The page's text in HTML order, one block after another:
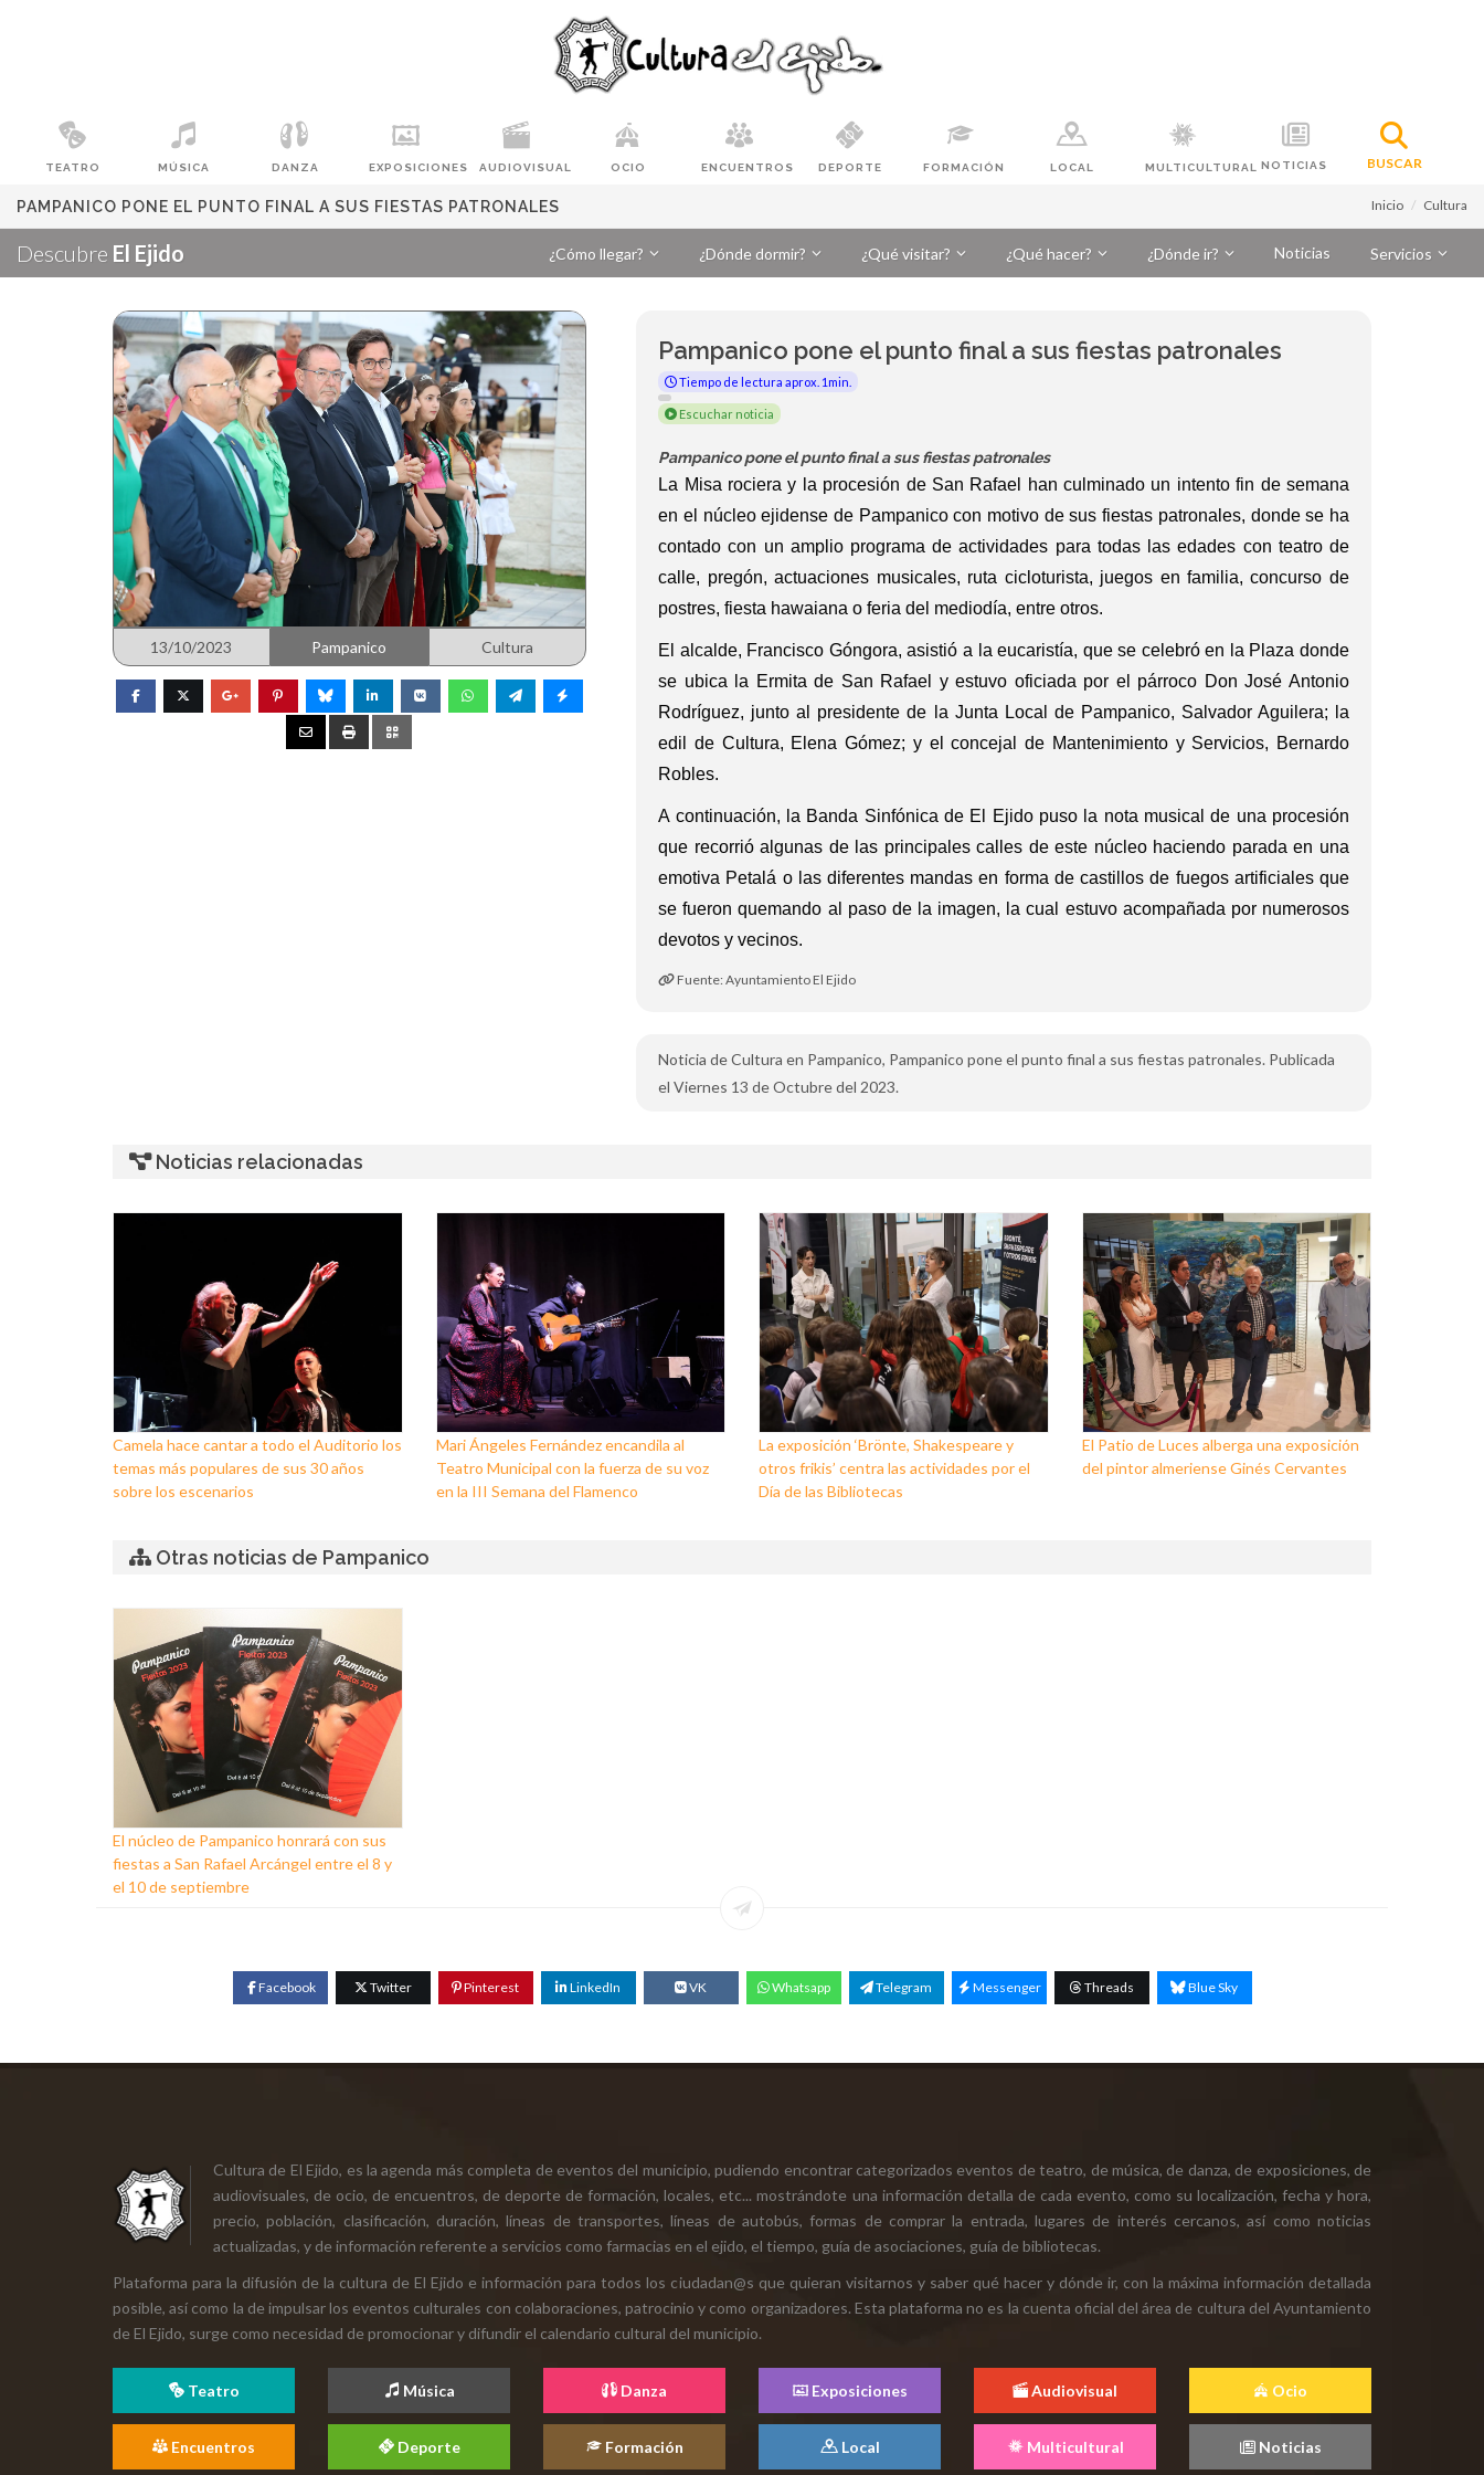
TEATRO MÚSICA DANZA EXPOSICIONES AUDIOVISUAL OCIO ENCUENTROS DEPORTE FORMACIÓN LOCAL MULTICULTURAL NOTICIAS BUSCAR
PAMPANICO PONE EL PUNTO FINAL A SUS FIESTAS PATRONALES Inicio Cultura
Descubre El Ejido ¿Cómo llegar? ¿Dónde dormir? ¿Qué visitar? ¿Qué hacer? ¿Dónde ir? Noticias Servicios
13/10/2023 Pampanico Cultura
Pampanico pone el punto final a sus fiestas patronales
Tiempo de lectura aprox. 1min.
Escuchar noticia
Pampanico pone el punto final a sus fiestas patronales
La Misa rociera y la procesión de San Rafael han culminado un intento fin de semana
en el núcleo ejidense de Pampanico con motivo de sus fiestas patronales, donde se ha
contado con un amplio programa de actividades para todas las edades con teatro de
calle, pregón, actuaciones musicales, ruta cicloturista, juegos en familia, concurso de
postres, fiesta hawaiana o feria del mediodía, entre otros.
El alcalde, Francisco Góngora, asistió a la eucaristía, que se celebró en la Plaza donde
se ubica la Ermita de San Rafael y estuvo oficiada por el párroco Don José Antonio
Rodríguez, junto al presidente de la Junta Local de Pampanico, Salvador Aguilera; la
edil de Cultura, Elena Gómez; y el concejal de Mantenimiento y Servicios, Bernardo
Robles.
A continuación, la Banda Sinfónica de El Ejido puso la nota musical de una procesión
que recorrió algunas de las principales calles de este núcleo haciendo parada en una
emotiva Petalá o las diferentes mandas en forma de castillos de fuegos artificiales que
se fueron quemando al paso de la imagen, la cual estuvo acompañada por numerosos
devotos y vecinos.
Fuente: Ayuntamiento El Ejido
Noticia de Cultura en Pampanico, Pampanico pone el punto final a sus fiestas patronales. Publicada
el Viernes 13 de Octubre del 2023.
Noticias relacionadas
Camela hace cantar a todo el Auditorio los
temas más populares de sus 30 años
sobre los escenarios
Mari Ángeles Fernández encandila al
Teatro Municipal con la fuerza de su voz
en la III Semana del Flamenco
La exposición ‘Brönte, Shakespeare y
otros frikis’ centra las actividades por el
Día de las Bibliotecas
El Patio de Luces alberga una exposición
del pintor almeriense Ginés Cervantes
Otras noticias de Pampanico
El núcleo de Pampanico honrará con sus
fiestas a San Rafael Arcángel entre el 8 y
el 10 de septiembre
Facebook Twitter Pinterest LinkedIn VK Whatsapp Telegram Messenger Threads Blue Sky
Cultura de El Ejido, es la agenda más completa de eventos del municipio, pudiendo encontrar categorizados eventos de teatro, de música, de danza, de exposiciones, de
audiovisuales, de ocio, de encuentros, de deporte de formación, locales, etc... mostrándote una información detalla de cada evento, como su localización, fecha y hora,
precio, población, clasificación, duración, líneas de transportes, líneas de autobús, formas de comprar la entrada, lugares de interés cercanos, así como noticias
actualizadas, y de información referente a servicios como farmacias en el ejido, el tiempo, guía de asociaciones, guía de bibliotecas.
Plataforma para la difusión de la cultura de El Ejido e información para todos los ciudadan@s que quieran visitarnos y saber qué hacer y dónde ir, con la máxima información detallada
posible, así como la de impulsar los eventos culturales con colaboraciones, patrocinio y como organizadores. Esta plataforma no es la cuenta oficial del área de cultura del Ayuntamiento
de El Ejido, surge como necesidad de promocionar y difundir el calendario cultural del municipio.
Teatro Música Danza Exposiciones Audiovisual Ocio
Encuentros Deporte Formación Local Multicultural Noticias